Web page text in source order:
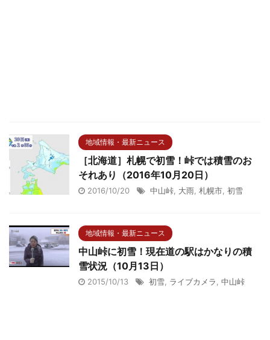
地域情報・最新ニュース
［北海道］札幌で初雪！峠では積雪のお
それあり（2016年10月20日）
2016/10/20 中山峠, 大雨, 札幌市, 初雪
地域情報・最新ニュース
中山峠に初雪！現在道の駅はかなりの積
雪状況（10月13日）
2015/10/13 初雪, ライブカメラ, 中山峠